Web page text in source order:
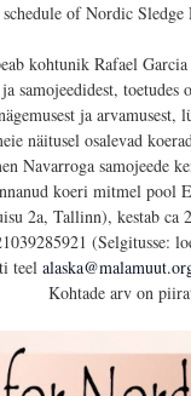
of Nordic Sledge
kohtunik Rafael
samojeedidest,
ja
näitusel osalevad
Navarroga samojeede
koeri mitmel pool
2a, Tallinn), kestab ca
(Selgitusse:
teel
Kohtade arv on